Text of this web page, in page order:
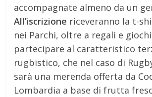
accompagnate almeno da un
All’iscrizione riceveranno la t-
nei Parchi, oltre a regali e
partecipare al caratteristico
rugbistico, che nel caso di
sarà una merenda offerta da
Lombardia a base di frutta